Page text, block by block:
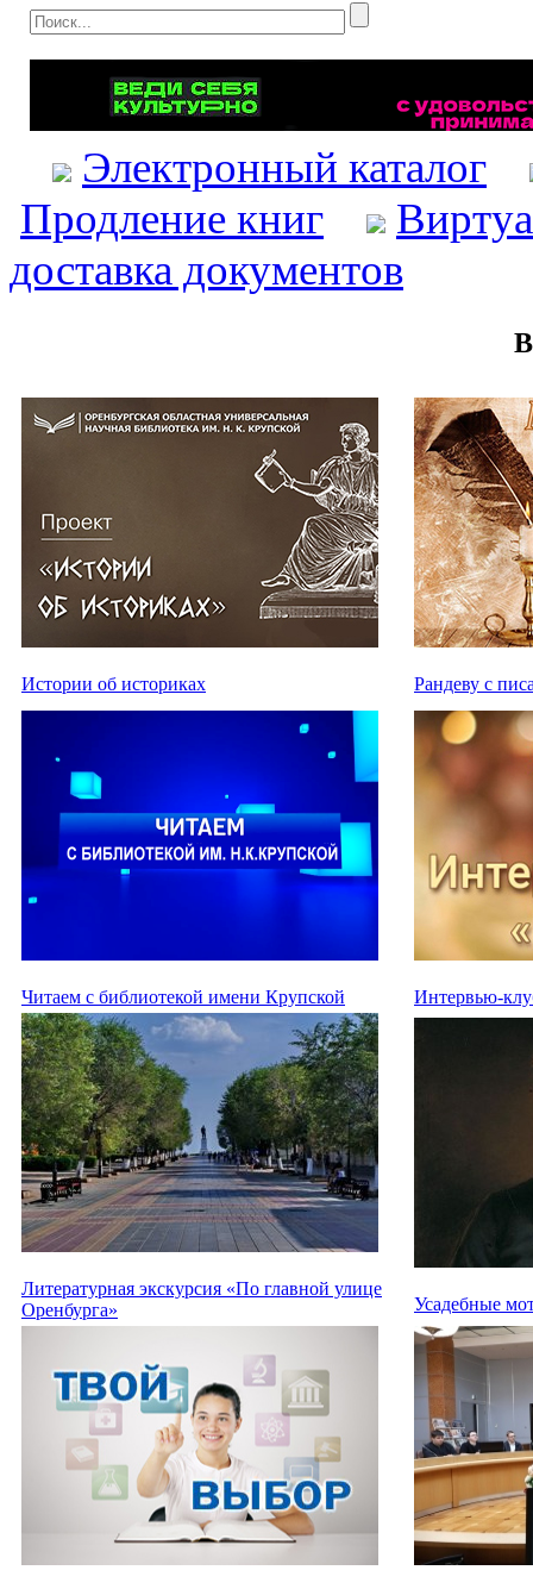
Электронный каталог
Продление книг
доставка документов
Истории об историках Рандеву с
Читаем с библиотекой имени Крупской Интервью-
Литературная экскурсия «По главной улице
Оренбурга»
Усадебные